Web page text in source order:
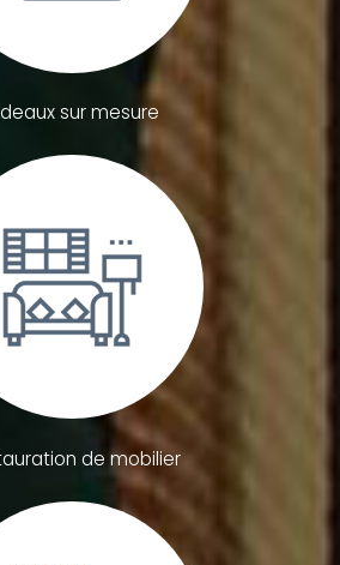
sur mesure
de mobilier